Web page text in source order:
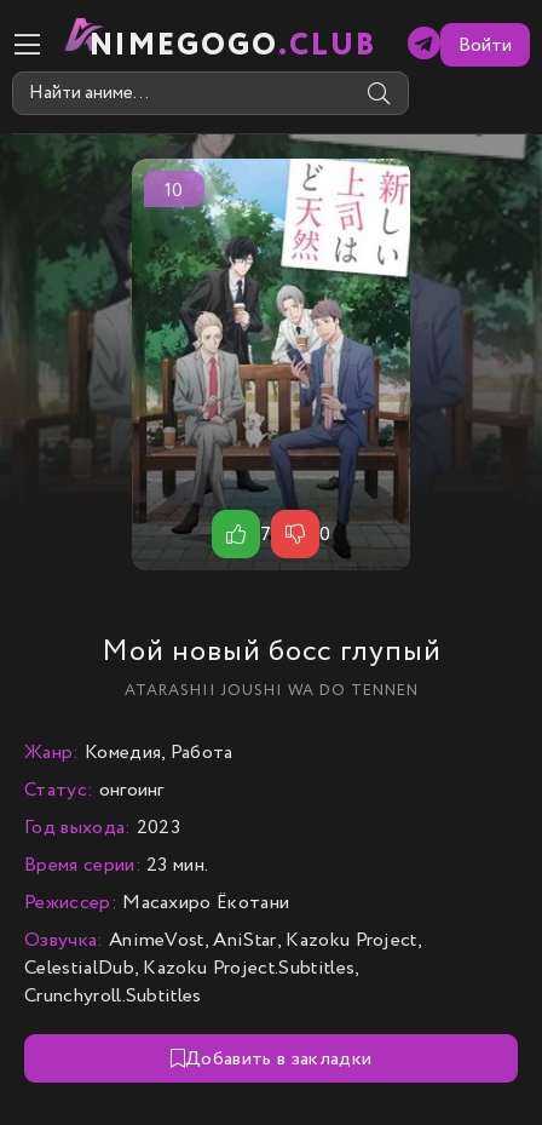
NIMEGOGO.CLUB Войти
Мой новый босс глупый
ATARASHII JOUSHI WA DO TENNEN
10
7 0
Жанр: Комедия, Работа
Статус: онгоинг
Год выхода: 2023
Время серии: 23 мин.
Режиссер: Масахиро Ёкотани
Озвучка: AnimeVost, AniStar, Kazoku Project,
CelestialDub, Kazoku Project.Subtitles,
Crunchyroll.Subtitles
Добавить в закладки